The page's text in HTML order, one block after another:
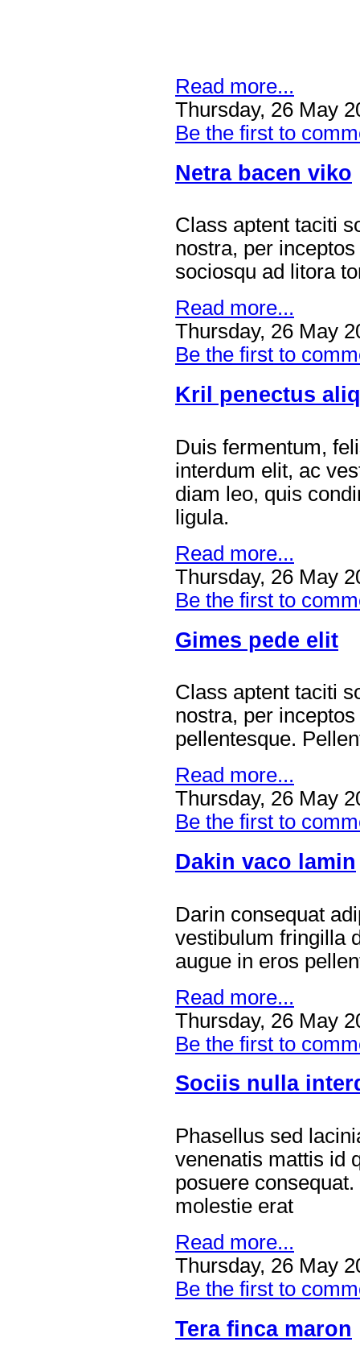
Read more...
Thursday, 26 May
Be the first to
Netra bacen viko
Class aptent taciti
nostra, per
sociosqu ad litora
Read more...
Thursday, 26 May
Be the first to
Kril penectus
Duis fermentum,
interdum elit, ac
diam leo, quis
ligula.
Read more...
Thursday, 26 May
Be the first to
Gimes pede elit
Class aptent taciti
nostra, per
pellentesque.
Read more...
Thursday, 26 May
Be the first to
Dakin vaco lamin
Darin consequat
vestibulum fringilla
augue in eros
Read more...
Thursday, 26 May
Be the first to
Sociis nulla
Phasellus sed
venenatis mattis id
posuere
molestie erat
Read more...
Thursday, 26 May
Be the first to
Tera finca maron